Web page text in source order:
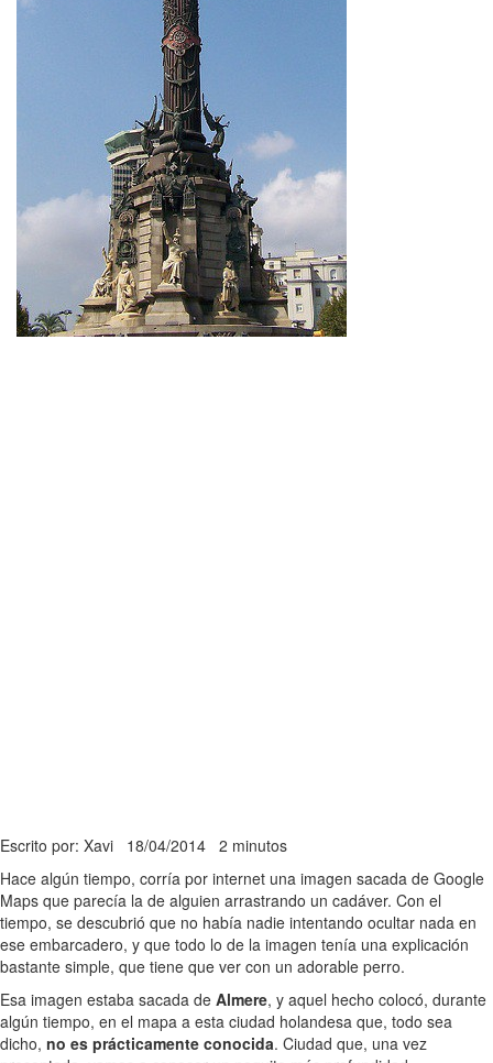
Escrito por: Xavi 18/04/2014 2 minutos
Hace algún tiempo, corría por internet una imagen sacada de Google
Maps que parecía la de alguien arrastrando un cadáver. Con el
tiempo, se descubrió que no había nadie intentando ocultar nada en
ese embarcadero, y que todo lo de la imagen tenía una explicación
bastante simple, que tiene que ver con un adorable perro.
Esa imagen estaba sacada de Almere, y aquel hecho colocó, durante
algún tiempo, en el mapa a esta ciudad holandesa que, todo sea
dicho, no es prácticamente conocida. Ciudad que, una vez